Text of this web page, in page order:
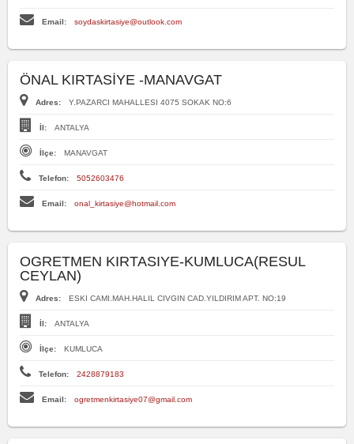
Email: soydaskirtasiye@outlook.com
ÖNAL KIRTASİYE -MANAVGAT
Adres: Y.PAZARCI MAHALLESI 4075 SOKAK NO:6
İl: ANTALYA
İlçe: MANAVGAT
Telefon: 5052603476
Email: onal_kirtasiye@hotmail.com
OGRETMEN KIRTASIYE-KUMLUCA(RESUL
CEYLAN)
Adres: ESKI CAMI.MAH.HALIL CIVGIN CAD.YILDIRIM APT. NO:19
İl: ANTALYA
İlçe: KUMLUCA
Telefon: 2428879183
Email: ogretmenkirtasiye07@gmail.com